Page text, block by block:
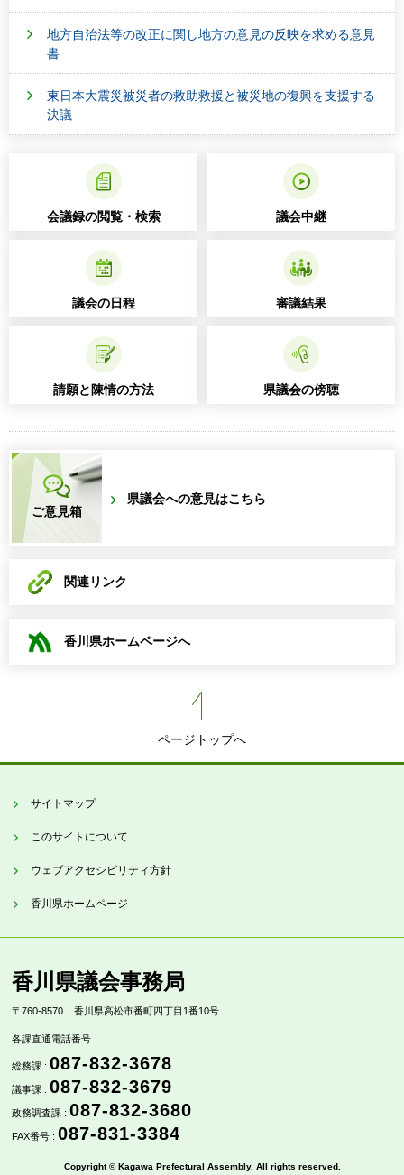
地方自治法等の改正に関し地方の意見の反映を求める意見
書
東日本大震災被災者の救助救援と被災地の復興を支援する
決議
会議録の閲覧・検索 議会中継
議会の日程 審議結果
請願と陳情の方法 県議会の傍聴
ご意見箱
県議会への意見はこちら
関連リンク
香川県ホームページへ
ページトップへ
サイトマップ
このサイトについて
ウェブアクセシビリティ方針
香川県ホームページ
香川県議会事務局
〒760-8570 香川県高松市番町四丁目1番10号
各課直通電話番号
総務課 : 087-832-3678
議事課 : 087-832-3679
政務調査課 : 087-832-3680
FAX番号 : 087-831-3384
Copyright © Kagawa Prefectural Assembly. All rights reserved.